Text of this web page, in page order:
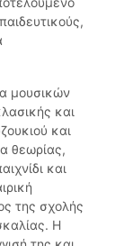
μουσικών
και
και
θεωρίας,
και
της σχολής
Η